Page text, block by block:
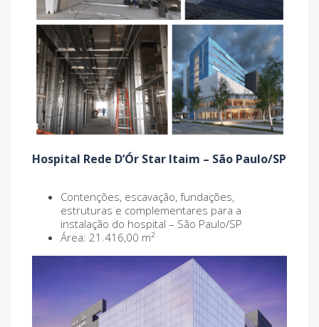
Hospital Rede D’Ór Star Itaim – São Paulo/SP
Contenções, escavação, fundações,
estruturas e complementares para a
instalação do hospital – São Paulo/SP
Área: 21.416,00 m²